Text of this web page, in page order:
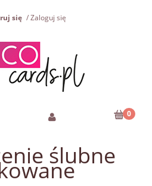
się Zaloguj się
ślubne